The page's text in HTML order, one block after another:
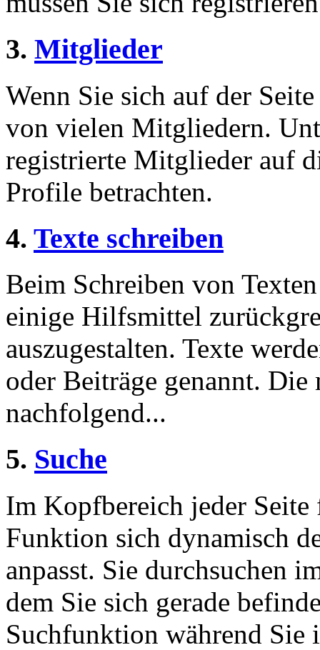
3. Mitglieder
Wenn Sie sich auf der
von vielen Mitgliedern.
registrierte Mitglieder auf
Profile betrachten.
4. Texte schreiben
Beim Schreiben von
einige Hilfsmittel
auszugestalten. Texte
oder Beiträge genannt.
nachfolgend...
5. Suche
Im Kopfbereich jeder Seite
Funktion sich dynamisch
anpasst. Sie durchsuchen
dem Sie sich gerade
Suchfunktion während Sie